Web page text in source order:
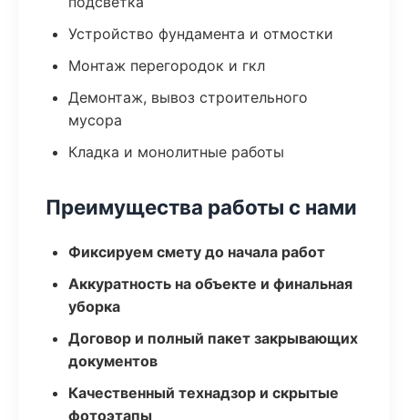
Устройство фундамента и отмостки
Монтаж перегородок и гкл
Демонтаж, вывоз строительного
мусора
Кладка и монолитные работы
Преимущества работы с нами
Фиксируем смету до начала работ
Аккуратность на объекте и финальная
уборка
Договор и полный пакет закрывающих
документов
Качественный технадзор и скрытые
фотоэтапы